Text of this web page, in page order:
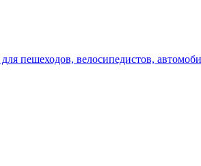
пешеходов, велосипедистов,